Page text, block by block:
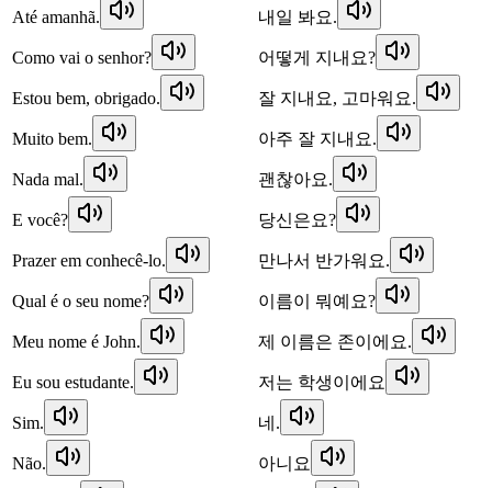
Até amanhã. 내일 봐요.
Como vai o senhor? 어떻게 지내요?
Estou bem, obrigado. 잘 지내요, 고마워요.
Muito bem. 아주 잘 지내요.
Nada mal. 괜찮아요.
E você? 당신은요?
Prazer em conhecê-lo. 만나서 반가워요.
Qual é o seu nome? 이름이 뭐예요?
Meu nome é John. 제 이름은 존이에요.
Eu sou estudante. 저는 학생이에요
Sim. 네.
Não. 아니요